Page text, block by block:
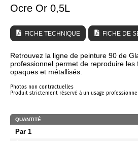
Ocre Or 0,5L
FICHE TECHNIQUE FICHE DE
Retrouvez la ligne de peinture 90 de
professionnel permet de reproduire les
opaques et métallisés.
Photos non contractuelles
Produit strictement réservé à un usage
QUANTITÉ
Par 1